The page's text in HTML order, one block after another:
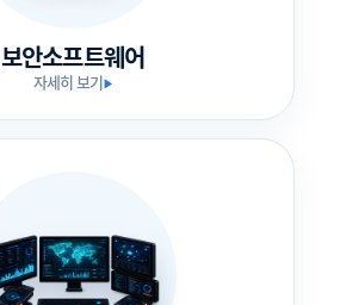
보안소프트웨어
자세히 보기▶